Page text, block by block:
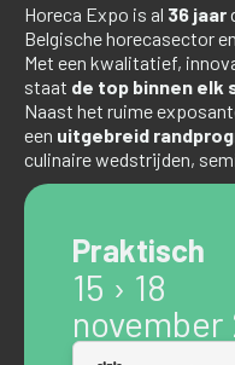
Horeca Expo is al 36 jaar
Belgische horecasector
Met een kwalitatief,
staat de top binnen elk
Naast het ruime
een uitgebreid
culinaire wedstrijden,
Praktisch
15 › 18
november